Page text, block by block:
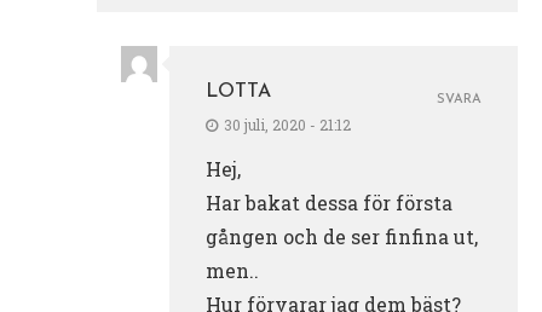
LOTTA
30 juli, 2020 - 21:12
Hej,
Har bakat dessa för första
gången och de ser finfina ut,
men..
Hur förvarar jag dem bäst?
SVARA